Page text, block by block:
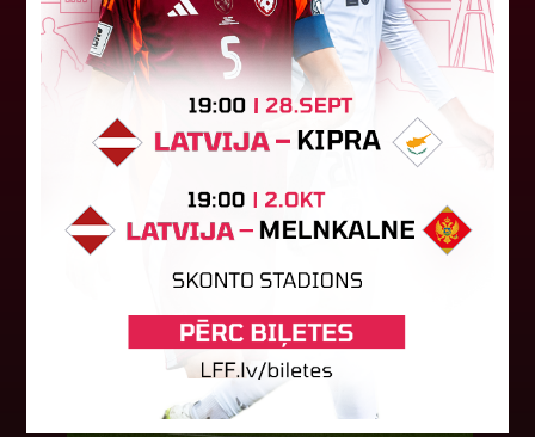
Latvijas tiesnešu brigāde apkalpos UEFA Eiropas
līgas kvalifikācijas spēli šovakar Dublinā starp
"Shamrock Rovers" un "Egnatia" komandām.
Andris Treimanis pildīs galvenā...
04. augusts 2026.